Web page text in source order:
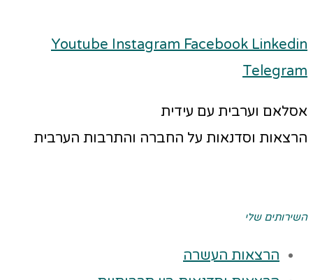
Youtube Instagram Facebook Linkedin
Telegram
אסלאם וערבית עם עידית
הרצאות וסדנאות על החברה והתרבות הערבית
השירותים שלי
הרצאות העשרה